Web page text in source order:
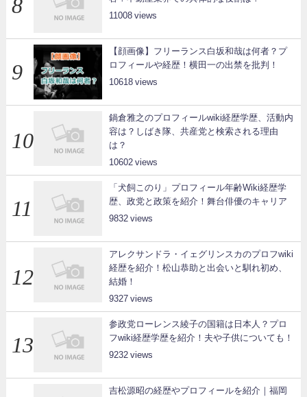
11008
【顔画像】フリーランス白坂和哉は何者？プ
ロフィールや経歴！横田一の出禁を批判！
10618
鍋倉雅之のプロフィールwiki経歴学歴、活動内
容は？しばき隊、共産党と検索される理由
は？
10602
「犬飼このり」プロフィール年齢Wiki経歴学
歴、政党と政策を紹介！舞台俳優のキャリア
9832
アレクサンドラ・イェグリンスカのプロフwiki
経歴を紹介！松山恭助と出会いと馴れ初め、
結婚！
9327
参政党ローレンス綾子の国籍は日本人？プロ
フwiki経歴学歴を紹介！夫や子供についても！
9232
吉松源昭の経歴やプロフィールを紹介｜福岡